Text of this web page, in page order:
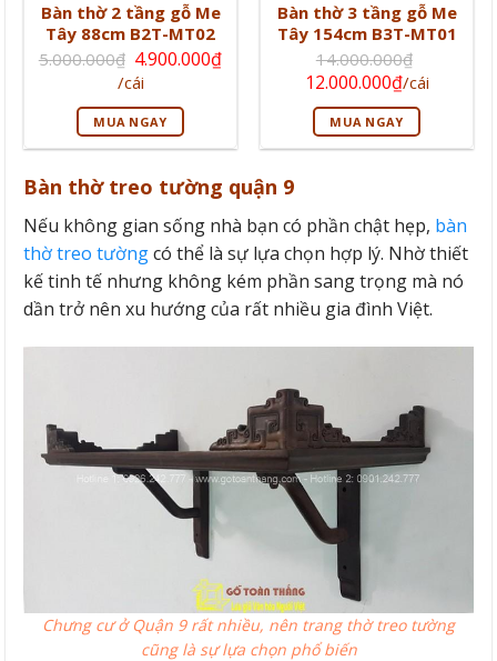
Bàn thờ 2 tầng gỗ Me
Tây 88cm B2T-MT02
5.000.000₫ Giá
gốc
là:
5.000.000₫.
4.900.000₫
Giá
hiện
tại
là:
4.900.000₫.
/cái
MUA NGAY
Bàn thờ 3 tầng gỗ Me
Tây 154cm B3T-MT01
14.000.000₫
Giá
gốc
là:
14.000.000₫.
12.000.000₫Giá
hiện
tại
là:
/cái
MUA NGAY
Bàn thờ treo tường quận 9
Nếu không gian sống nhà bạn có phần chật hẹp, bàn
thờ treo tườngcó thể là sự lựa chọn hợp lý. Nhờ thiết
kế tinh tế nhưng không kém phần sang trọng mà nó
dần trở nên xu hướng của rất nhiều gia đình Việt.
Chưng cư ở Quận 9 rất nhiều, nên trang thờ treo tường
cũng là sự lựa chọn phổ biến